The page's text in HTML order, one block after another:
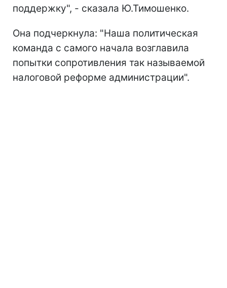
поддержку", - сказала Ю.Тимошенко.
Она подчеркнула: "Наша политическая
команда с самого начала возглавила
попытки сопротивления так называемой
налоговой реформе администрации".